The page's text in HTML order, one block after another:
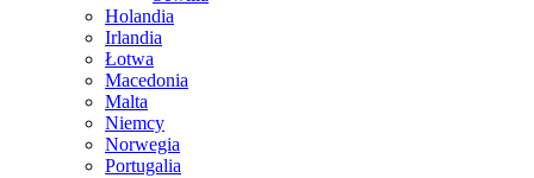
Holandia
Irlandia
Łotwa
Macedonia
Malta
Niemcy
Norwegia
Portugalia